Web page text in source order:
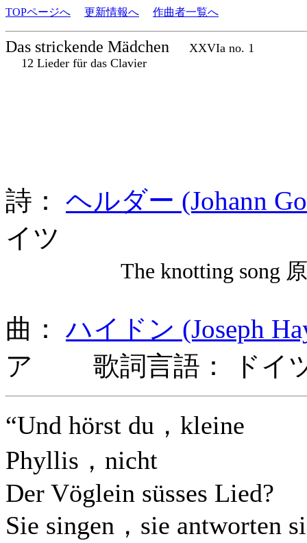
TOPページへ 更新情報へ 作曲者一覧へ
Das strickende Mädchen
XXVIa no. 1
12 Lieder für das Clavier
詩： ヘルダー (Johann
イツ
The knotting song 原詩
曲：ハイドン (Joseph
ア 歌詞言語： ドイ
“Und hörst du，kleine
Phyllis，nicht
Der Vöglein süsses Lied?
Sie singen，sie antworten